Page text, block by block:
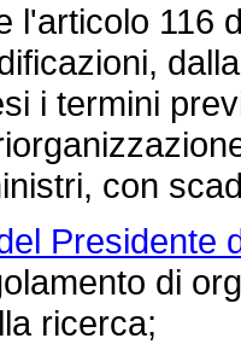
116
i termini
con
Presidente
di
ricerca;